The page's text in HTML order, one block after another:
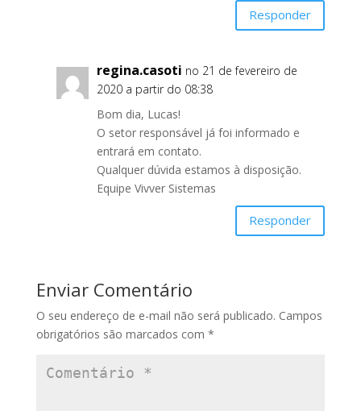
Responder
regina.casoti no 21 de fevereiro de
2020 a partir do 08:38
Bom dia, Lucas!
O setor responsável já foi informado e
entrará em contato.
Qualquer dúvida estamos à disposição.
Equipe Vivver Sistemas
Responder
Enviar Comentário
O seu endereço de e-mail não será publicado. Campos
obrigatórios são marcados com *